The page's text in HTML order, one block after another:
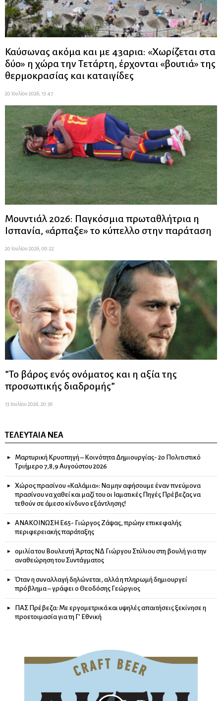
Καύσωνας ακόμα και με 43αρια: «Χωρίζεται στα
δύο» η χώρα την Τετάρτη, έρχονται «βουτιά» της
θερμοκρασίας και καταιγίδες
20 Ιουλίου 2026, 13:47
Μουντιάλ 2026: Παγκόσμια πρωταθλήτρια η
Ισπανία, «άρπαξε» το κύπελλο στην παράταση
20 Ιουλίου 2026, 00:22
”Το βάρος ενός ονόματος και η αξία της
προσωπικής διαδρομής”
13 Ιουλίου 2026, 20:36
ΤΕΛΕΥΤΑΊΑ ΝΈΑ
Μαρτυρική Κρυοπηγή – Κοινότητα Δημιουργίας- 2ο Πολιτιστικό
Τριήμερο 7,8,9 Αυγούστου 2026
Χώρος πρασίνου «Καλάμια»: Να μην αφήσουμε έναν πνεύμονα
πρασίνου να χαθεί και μαζί του οι Ιαματικές Πηγές Πρέβεζας να
τεθούν σε άμεσο κίνδυνο εξάντλησης!
ΑΝΑΚΟΙΝΩΣΗ Ε65- Γιώργος Ζάψας, πρώην επικεφαλής
περιφερειακής παράταξης
ομιλία του Βουλευτή Άρτας ΝΔ Γιώργου Στύλιου στη βουλή για την
αναθεώρηση του Συντάγματος
Όταν η συναλλαγή δηλώνεται, αλλά η πληρωμή δημιουργεί
πρόβλημα – γράφει ο Θεοδόσης Γεώργιος
ΠΑΣ Πρέβεζα: Με εργομετρικά και υψηλές απαιτήσεις ξεκίνησε η
προετοιμασία για τη Γ’ Εθνική